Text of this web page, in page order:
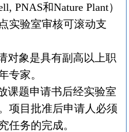
PNAS和Nature Plant）
实验室审核可滚动支
对象是具有副高以上职
专家。
课题申请书后经实验室
项目批准后申请人必须
任务的完成。